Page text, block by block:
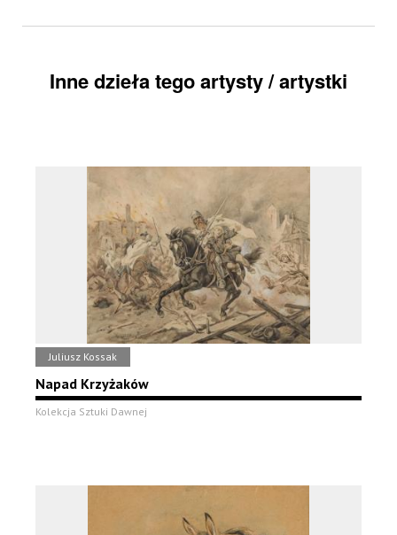
Inne dzieła tego artysty / artystki
Juliusz Kossak
Napad Krzyżaków
Kolekcja Sztuki Dawnej